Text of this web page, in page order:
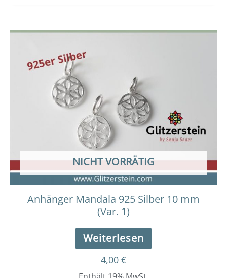
NICHT VORRÄTIG
Anhänger Mandala 925 Silber 10 mm
(Var. 1)
Weiterlesen
4,00 €